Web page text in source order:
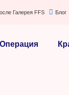
Галерея FFS Блог
Операция